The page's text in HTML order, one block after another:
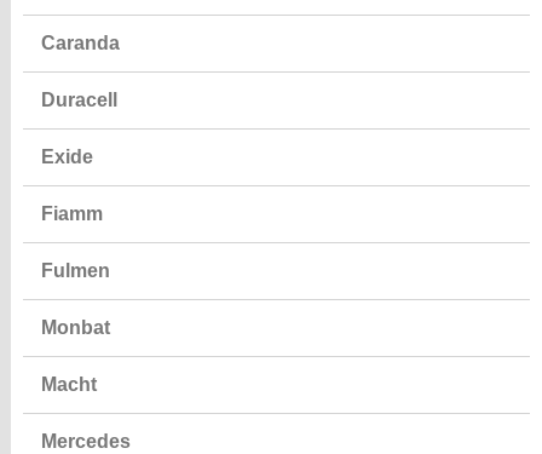
Caranda
Duracell
Exide
Fiamm
Fulmen
Monbat
Macht
Mercedes